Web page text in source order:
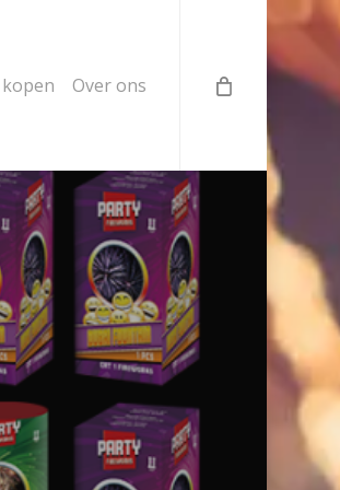
Over ons